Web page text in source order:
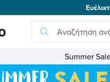
Summer